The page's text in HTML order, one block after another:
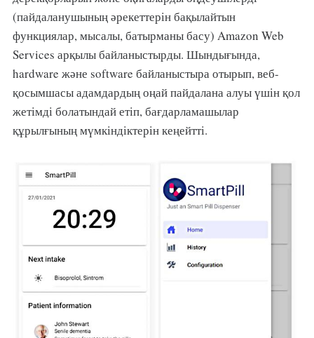
(пайдаланушының әрекеттерін бақылайтын
функциялар, мысалы, батырманы басу) Amazon Web
Services арқылы байланыстырды. Шындығында,
hardware және software байланыстыра отырып, веб-
қосымшасы адамдардың оңай пайдалана алуы үшін қол
жетімді болатындай етіп, бағдарламашылар
құрылғының мүмкіндіктерін кеңейтті.